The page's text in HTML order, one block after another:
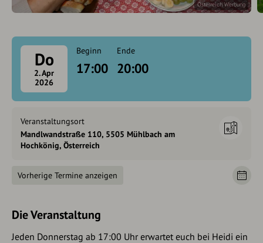
Österreich Werbung
Do
2. Apr
2026
Beginn
17:00
Ende
20:00
Veranstaltungsort
Mandlwandstraße 110, 5505 Mühlbach am
Hochkönig, Österreich
Vorherige Termine anzeigen
Die Veranstaltung
Jeden Donnerstag ab 17:00 Uhr erwartet euch bei Heidi ein